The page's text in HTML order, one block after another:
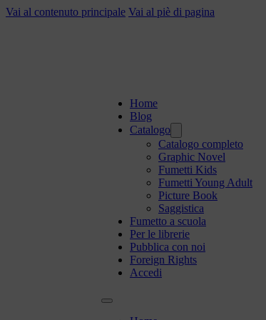
Vai al contenuto principale Vai al piè di pagina
Home
Blog
Catalogo
Catalogo completo
Graphic Novel
Fumetti Kids
Fumetti Young Adult
Picture Book
Saggistica
Fumetto a scuola
Per le librerie
Pubblica con noi
Foreign Rights
Accedi